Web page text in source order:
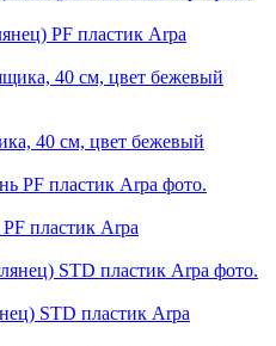
PF пластик Arpa
40 см, цвет бежевый
пластик Arpa
STD пластик Arpa